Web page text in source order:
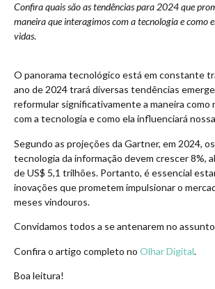
Confira quais são as tendências para 2024 que
maneira que interagimos com a tecnologia e como
vidas.
O panorama tecnológico está em constante
ano de 2024 trará diversas tendências
reformular significativamente a maneira como
com a tecnologia e como ela influenciará
Segundo as projeções da Gartner, em 2024,
tecnologia da informação devem crescer 8%,
de US$ 5,1 trilhões. Portanto, é essencial
inovações que prometem impulsionar o
meses vindouros.
Convidamos todos a se antenarem no
Confira o artigo completo no Olhar Digital.
Boa leitura!